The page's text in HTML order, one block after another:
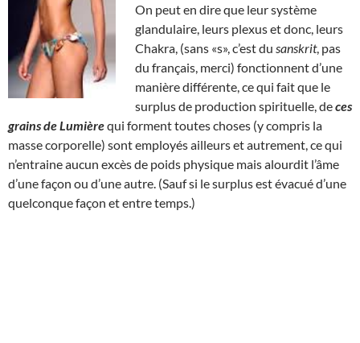
On peut en dire que leur système
glandulaire, leurs plexus et donc, leurs
Chakra, (sans «s», c’est du sanskrit, pas
du français, merci) fonctionnent d’une
manière différente, ce qui fait que le
surplus de production spirituelle, deces
grains de Lumièrequi forment toutes choses (y compris la
masse corporelle) sont employés ailleurs et autrement, ce qui
n’entraine aucun excès de poids physique mais alourdit l’âme
d’une façon ou d’une autre. (Sauf si le surplus est évacué d’une
quelconque façon et entre temps.)